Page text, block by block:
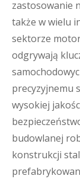
zastosowanie
także w wielu
sektorze
odgrywają
precyzyjnemu
wysokiej
budowlanej
konstrukcji